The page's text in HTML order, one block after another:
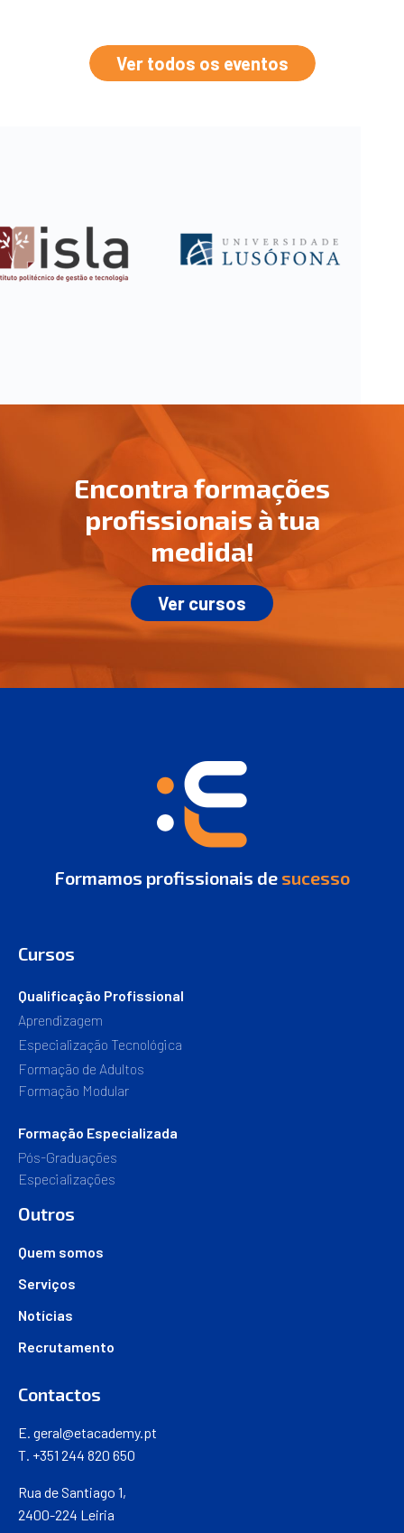
Ver todos os eventos
Encontra formações
profissionais à tua
medida!
Ver cursos
Formamos profissionais de sucesso
Cursos
Qualificação Profissional
Aprendizagem
Especialização Tecnológica
Formação de Adultos
Formação Modular
Formação Especializada
Pós-Graduações
Especializações
Outros
Quem somos
Serviços
Notícias
Recrutamento
Contactos
E. geral@etacademy.pt
T. +351 244 820 650
Rua de Santiago 1,
2400-224 Leiria